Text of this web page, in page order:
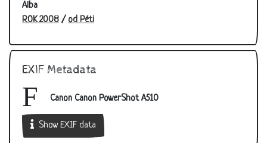
Alba
ROK 2008 / od Péti
EXIF Metadata
Canon Canon PowerShot A510
Show EXIF data